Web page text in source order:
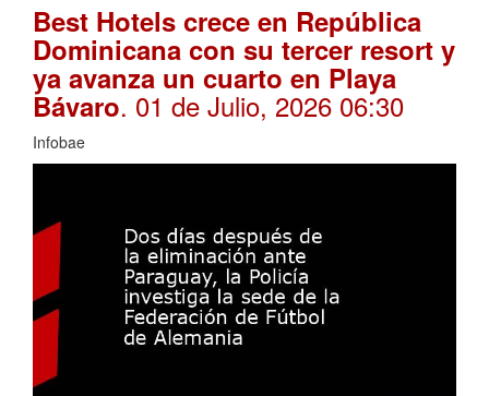
Best Hotels crece en República
Dominicana con su tercer resort y
ya avanza un cuarto en Playa
Bávaro. 01 de Julio, 2026 06:30
Infobae